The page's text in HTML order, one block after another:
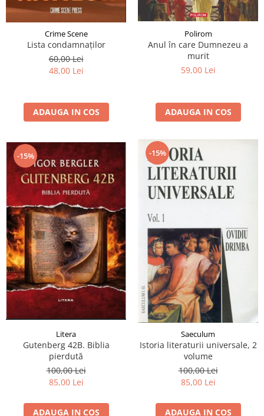
Crime Scene
Lista condamnaților
60,00 Lei
48,00 Lei
ADAUGA IN COS
Polirom
Anul în care Dumnezeu a
murit
59,00 Lei
ADAUGA IN COS
-15%
Litera
Gutenberg 42B. Biblia
pierdută
100,00 Lei
85,00 Lei
ADAUGA IN COS
-15%
Saeculum
Istoria literaturii universale, 2
volume
100,00 Lei
85,00 Lei
ADAUGA IN COS